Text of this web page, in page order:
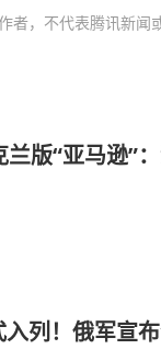
者，不代表腾讯新闻
版“亚马逊”
列！俄军宣